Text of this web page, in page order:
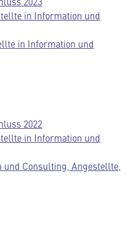
in Information und
in Information und
2022
in Information und
Consulting, Angestellte,